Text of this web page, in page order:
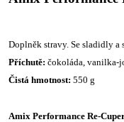
Doplněk stravy. Se sladidly a
Příchutě: čokoláda, vanilka-
Čistá hmotnost: 550 g
Amix Performance Re-